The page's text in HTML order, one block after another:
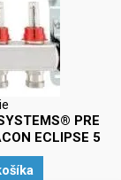
PRE
ECLIPSE 5